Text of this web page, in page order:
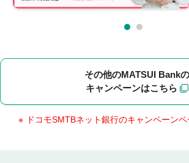
その他のMATSUI Bankの
キャンペーンはこちら
ドコモSMTBネット銀行のキャンペーン